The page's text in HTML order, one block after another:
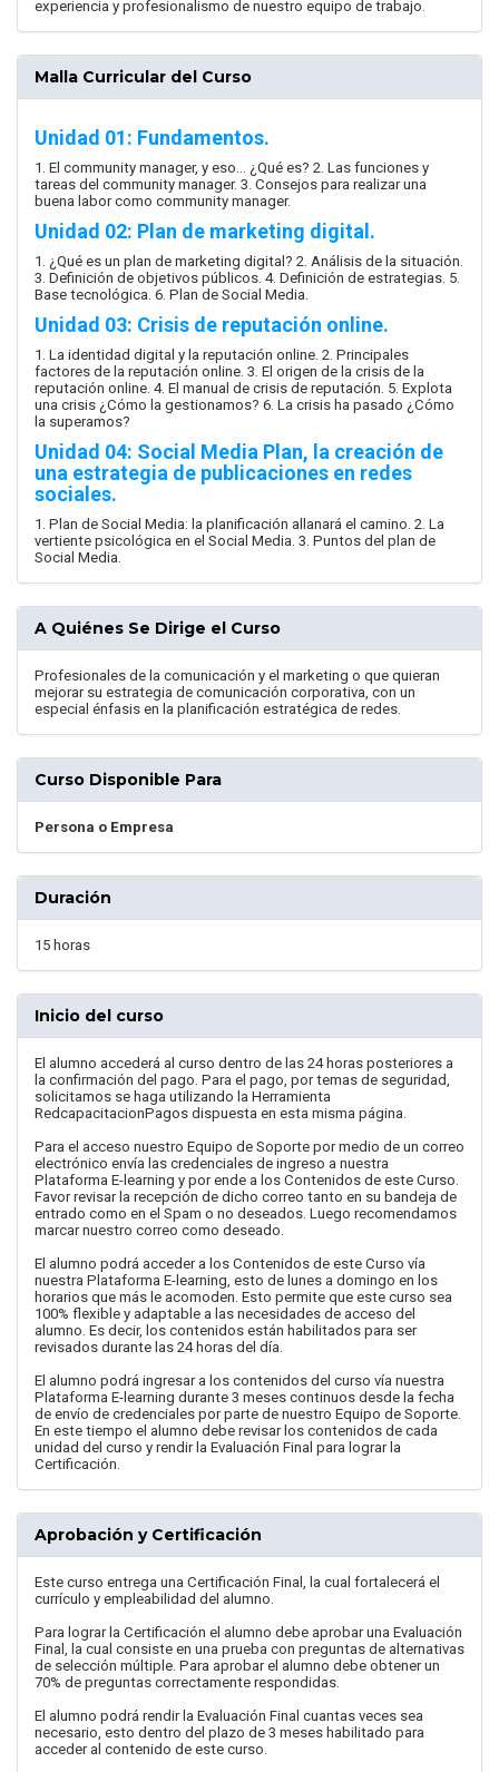
experiencia y profesionalismo de nuestro equipo de trabajo.
Malla Curricular del Curso
Unidad 01: Fundamentos.
1. El community manager, y eso… ¿Qué es? 2. Las funciones y
tareas del community manager. 3. Consejos para realizar una
buena labor como community manager.
Unidad 02: Plan de marketing digital.
1. ¿Qué es un plan de marketing digital? 2. Análisis de la situación.
3. Definición de objetivos públicos. 4. Definición de estrategias. 5.
Base tecnológica. 6. Plan de Social Media.
Unidad 03: Crisis de reputación online.
1. La identidad digital y la reputación online. 2. Principales
factores de la reputación online. 3. El origen de la crisis de la
reputación online. 4. El manual de crisis de reputación. 5. Explota
una crisis ¿Cómo la gestionamos? 6. La crisis ha pasado ¿Cómo
la superamos?
Unidad 04: Social Media Plan, la creación de
una estrategia de publicaciones en redes
sociales.
1. Plan de Social Media: la planificación allanará el camino. 2. La
vertiente psicológica en el Social Media. 3. Puntos del plan de
Social Media.
A Quiénes Se Dirige el Curso
Profesionales de la comunicación y el marketing o que quieran
mejorar su estrategia de comunicación corporativa, con un
especial énfasis en la planificación estratégica de redes.
Curso Disponible Para
Persona o Empresa
Duración
15 horas
Inicio del curso
El alumno accederá al curso dentro de las 24 horas posteriores a
la confirmación del pago. Para el pago, por temas de seguridad,
solicitamos se haga utilizando la Herramienta
RedcapacitacionPagos dispuesta en esta misma página.
Para el acceso nuestro Equipo de Soporte por medio de un correo
electrónico envía las credenciales de ingreso a nuestra
Plataforma E-learning y por ende a los Contenidos de este Curso.
Favor revisar la recepción de dicho correo tanto en su bandeja de
entrado como en el Spam o no deseados. Luego recomendamos
marcar nuestro correo como deseado.
El alumno podrá acceder a los Contenidos de este Curso vía
nuestra Plataforma E-learning, esto de lunes a domingo en los
horarios que más le acomoden. Esto permite que este curso sea
100% flexible y adaptable a las necesidades de acceso del
alumno. Es decir, los contenidos están habilitados para ser
revisados durante las 24 horas del día.
El alumno podrá ingresar a los contenidos del curso vía nuestra
Plataforma E-learning durante 3 meses continuos desde la fecha
de envío de credenciales por parte de nuestro Equipo de Soporte.
En este tiempo el alumno debe revisar los contenidos de cada
unidad del curso y rendir la Evaluación Final para lograr la
Certificación.
Aprobación y Certificación
Este curso entrega una Certificación Final, la cual fortalecerá el
currículo y empleabilidad del alumno.
Para lograr la Certificación el alumno debe aprobar una Evaluación
Final, la cual consiste en una prueba con preguntas de alternativas
de selección múltiple. Para aprobar el alumno debe obtener un
70% de preguntas correctamente respondidas.
El alumno podrá rendir la Evaluación Final cuantas veces sea
necesario, esto dentro del plazo de 3 meses habilitado para
acceder al contenido de este curso.